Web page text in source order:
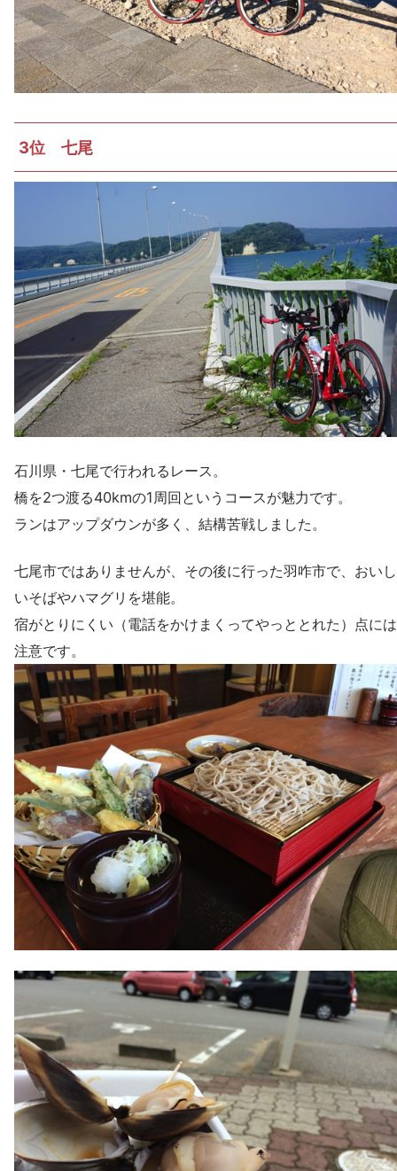
3位 七尾
石川県・七尾で行われるレース。
橋を2つ渡る40kmの1周回というコースが魅力です。
ランはアップダウンが多く、結構苦戦しました。
七尾市ではありませんが、その後に行った羽咋市で、おいし
いそばやハマグリを堪能。
宿がとりにくい（電話をかけまくってやっととれた）点には
注意です。